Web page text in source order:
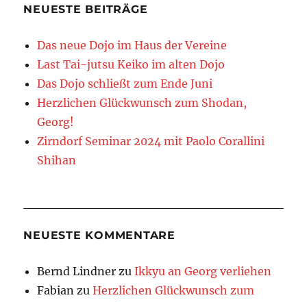
NEUESTE BEITRÄGE
Das neue Dojo im Haus der Vereine
Last Tai-jutsu Keiko im alten Dojo
Das Dojo schließt zum Ende Juni
Herzlichen Glückwunsch zum Shodan,
Georg!
Zirndorf Seminar 2024 mit Paolo Corallini
Shihan
NEUESTE KOMMENTARE
Bernd Lindner zuIkkyu an Georg verliehen
Fabian zuHerzlichen Glückwunsch zum